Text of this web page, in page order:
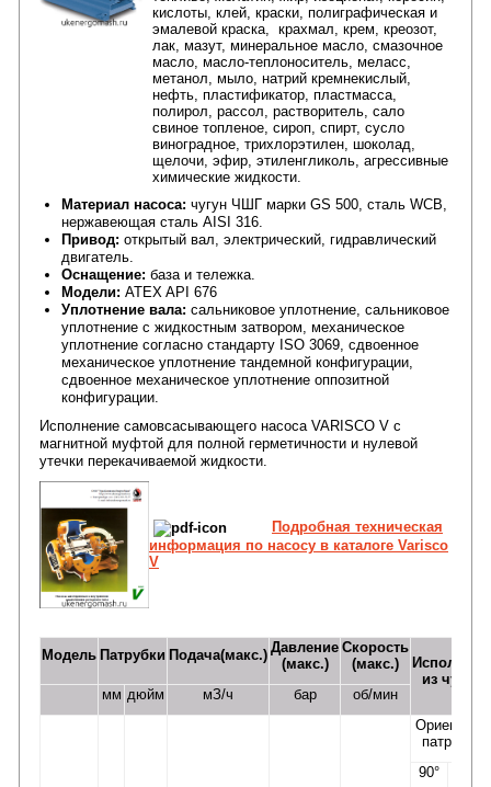
кислоты, клей, краски, полиграфическая и
эмалевой краска, крахмал, крем, креозот,
лак, мазут, минеральное масло, смазочное
масло, масло-теплоноситель, меласс,
метанол, мыло, натрий кремнекислый,
нефть, пластификатор, пластмасса,
полирол, рассол, растворитель, сало
свиное топленое, сироп, спирт, сусло
виноградное, трихлорэтилен, шоколад,
щелочи, эфир, этиленгликоль, агрессивные
химические жидкости.
Материал насоса: чугун ЧШГ марки GS 500, сталь WCB,
нержавеющая сталь AISI 316.
Привод: открытый вал, электрический, гидравлический
двигатель.
Оснащение: база и тележка.
Модели: ATEX API 676
Уплотнение вала: сальниковое уплотнение, сальниковое
уплотнение с жидкостным затвором, механическое
уплотнение согласно стандарту ISO 3069, сдвоенное
механическое уплотнение тандемной конфигурации,
сдвоенное механическое уплотнение оппозитной
конфигурации.
Исполнение самовсасывающего насоса VARISCO V с
магнитной муфтой для полной герметичности и нулевой
утечки перекачиваемой жидкости.
Подробная техническая
информация по насосу в каталоге Varisco
V
Модель Патрубки Подача(макс.) Давление
(макс.)
Скорость
(макс.)
из чугуна
мм дюйм мЗ/ч бар
об/мин
патрубков
90°